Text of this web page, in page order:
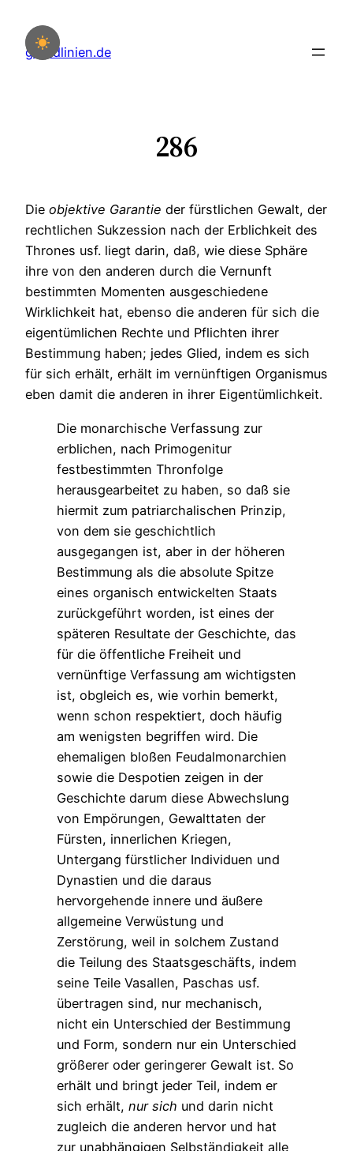
Inhalt
springen
grundlinien.de
286
Die objektive Garantie der fürstlichen Gewalt, der
rechtlichen Sukzession nach der Erblichkeit des
Thrones usf. liegt darin, daß, wie diese Sphäre
ihre von den anderen durch die Vernunft
bestimmten Momenten ausgeschiedene
Wirklichkeit hat, ebenso die anderen für sich die
eigentümlichen Rechte und Pflichten ihrer
Bestimmung haben; jedes Glied, indem es sich
für sich erhält, erhält im vernünftigen Organismus
eben damit die anderen in ihrer Eigentümlichkeit.
Die monarchische Verfassung zur
erblichen, nach Primogenitur
festbestimmten Thronfolge
herausgearbeitet zu haben, so daß sie
hiermit zum patriarchalischen Prinzip,
von dem sie geschichtlich
ausgegangen ist, aber in der höheren
Bestimmung als die absolute Spitze
eines organisch entwickelten Staats
zurückgeführt worden, ist eines der
späteren Resultate der Geschichte, das
für die öffentliche Freiheit und
vernünftige Verfassung am wichtigsten
ist, obgleich es, wie vorhin bemerkt,
wenn schon respektiert, doch häufig
am wenigsten begriffen wird. Die
ehemaligen bloßen Feudalmonarchien
sowie die Despotien zeigen in der
Geschichte darum diese Abwechslung
von Empörungen, Gewalttaten der
Fürsten, innerlichen Kriegen,
Untergang fürstlicher Individuen und
Dynastien und die daraus
hervorgehende innere und äußere
allgemeine Verwüstung und
Zerstörung, weil in solchem Zustand
die Teilung des Staatsgeschäfts, indem
seine Teile Vasallen, Paschas usf.
übertragen sind, nur mechanisch,
nicht ein Unterschied der Bestimmung
und Form, sondern nur ein Unterschied
größerer oder geringerer Gewalt ist. So
erhält und bringt jeder Teil, indem er
sich erhält, nur sich und darin nicht
zugleich die anderen hervor und hat
zur unabhängigen Selbständigkeit alle